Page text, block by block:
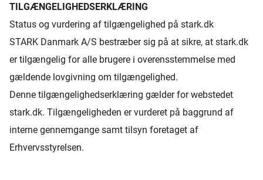
TILGÆNGELIGHEDSERKLÆRING
Status og vurdering af tilgængelighed på stark.dk
STARK Danmark A/S bestræber sig på at sikre, at stark.dk
er tilgængelig for alle brugere i overensstemmelse med
gældende lovgivning om tilgængelighed.
Denne tilgængelighedserklæring gælder for webstedet
stark.dk. Tilgængeligheden er vurderet på baggrund af
interne gennemgange samt tilsyn foretaget af
Erhvervsstyrelsen.